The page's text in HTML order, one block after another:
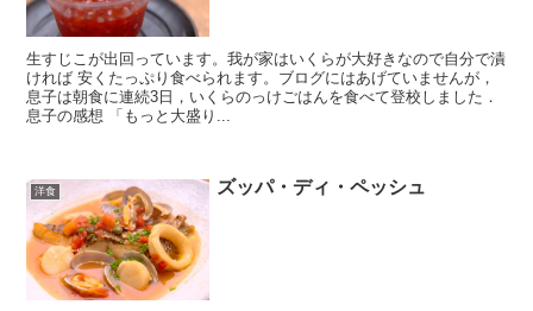
生すじこが出回っています。我が家はいくらが大好きなので自分で漬
ければ 安くたっぷり食べられます。ブログにはあげていませんが，
息子は朝食に連続3日，いくらのっけごはんを食べて登校しました．
息子の感想 「もっと大盛り...
洋食 ズッパ・ディ・ペッシュ